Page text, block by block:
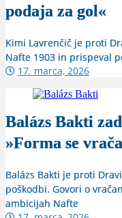
podaja za gol«
Kimi Lavrenčič je proti
Nafte 1903 in prispeval
17. marca, 2026
Balázs Bakti
»Forma se
Balázs Bakti je proti
poškodbi. Govori o
ambicijah Nafte